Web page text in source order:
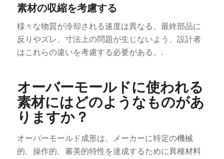
素材の収縮を考慮する
様々な物質が冷却される速度は異なる。最終部品に
反りやズレ、寸法上の問題が生じないよう、設計者
はこれらの違いを考慮する必要がある。.
オーバーモールドに使われる
素材にはどのようなものがあ
りますか？
オーバーモールド成形は、メーカーに特定の機械
的、操作的、審美的特性を達成するために異種材料
PL
AR
ES
KO
CS
DA